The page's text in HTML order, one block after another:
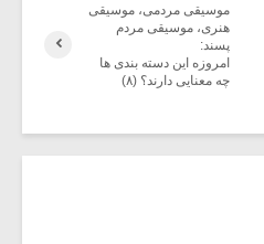
موسیقی مردمی، موسیقی
هنری، موسیقی مردم
پسند:
امروزه این دسته بندی ها
چه معنایی دارند؟ (۸)